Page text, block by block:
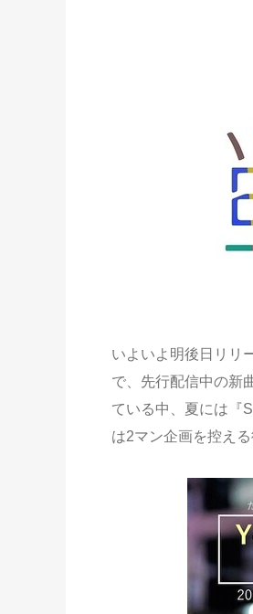
いよいよ明後日リリ
で、先行配信中の新
ている中、夏には『
は2マン企画を控え